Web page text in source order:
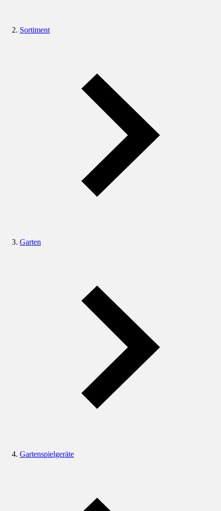
Sortiment
Garten
Gartenspielgeräte